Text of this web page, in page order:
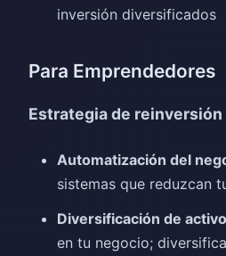
inversión diversificados
Para Emprendedores
Estrategia de reinversión
Automatización del
sistemas que reduzcan
Diversificación de
en tu negocio;